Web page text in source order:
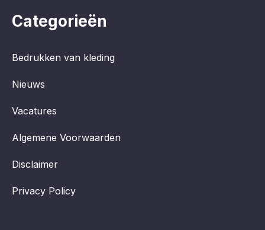
Categorieën
Bedrukken van kleding
Nieuws
Vacatures
Algemene Voorwaarden
Disclaimer
Privacy Policy